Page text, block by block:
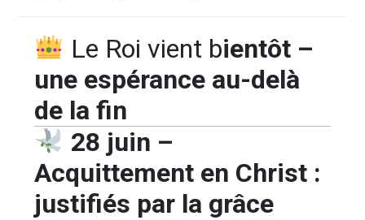
Le Roi vient bientôt –
une espérance au-delà
de la fin
28 juin –
Acquittement en Christ :
justifiés par la grâce